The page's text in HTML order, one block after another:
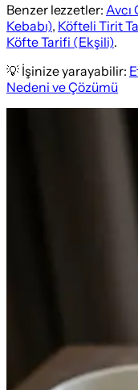
Benzer lezzetler: Avcı
Kebabı), Köfteli Tirit
Köfte Tarifi (Ekşili).
💡 İşinize yarayabilir:
Nedeni ve Çözümü